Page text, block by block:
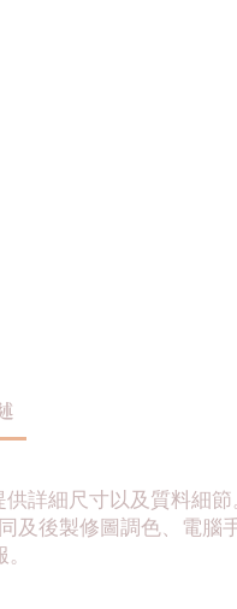
詳細尺寸以及質料細節
及後製修圖調色、電腦